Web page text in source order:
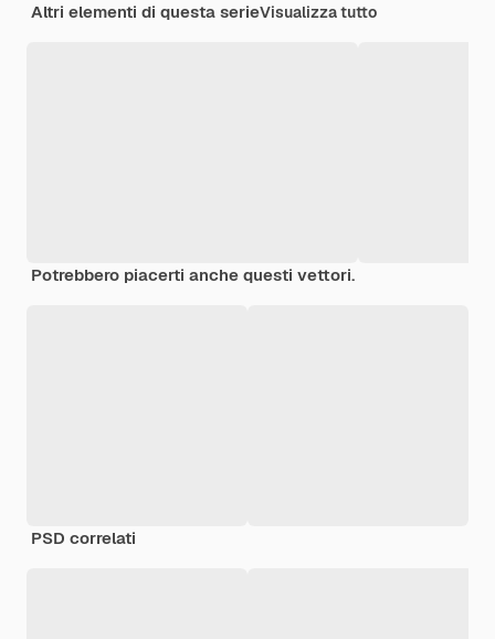
Altri elementi di questa serieVisualizza tutto
Potrebbero piacerti anche questi vettori.
PSD correlati